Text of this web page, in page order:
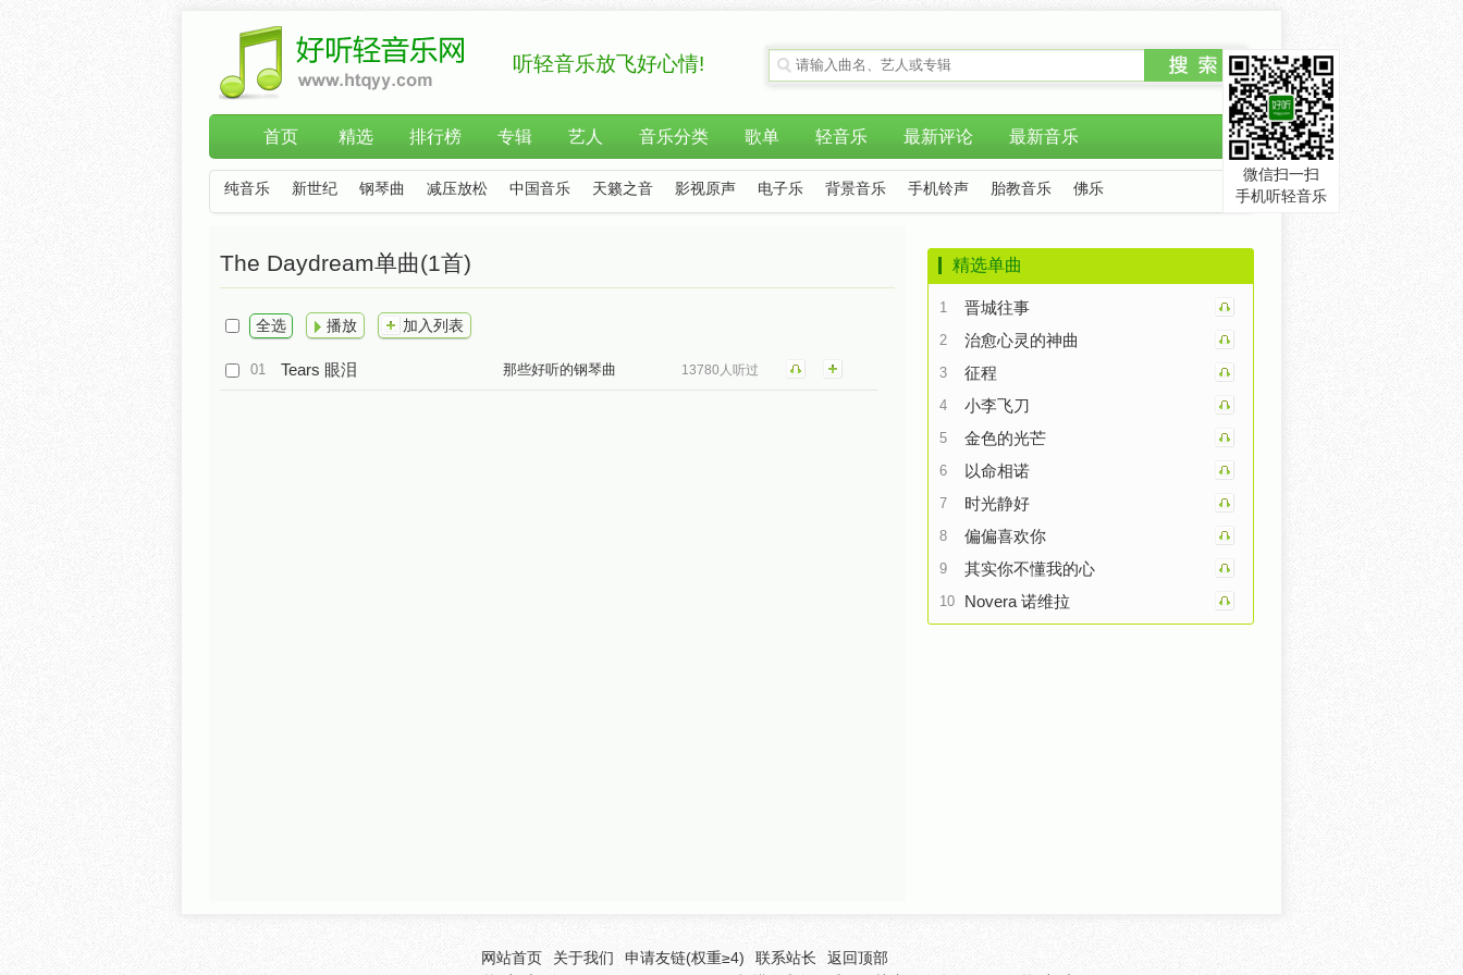
听轻音乐放飞好心情!
首页 精选 排行榜 专辑 艺人 音乐分类 歌单 轻音乐 最新评论 最新音乐
纯音乐 新世纪 钢琴曲 减压放松 中国音乐 天籁之音 影视原声 电子乐 背景音乐 手机铃声 胎教音乐 佛乐
The Daydream单曲(1首)
全选 播放 加入列表
01 Tears 眼泪 那些好听的钢琴曲 13780人听过
精选单曲
1 晋城往事
2 治愈心灵的神曲
3 征程
4 小李飞刀
5 金色的光芒
6 以命相诺
7 时光静好
8 偏偏喜欢你
9 其实你不懂我的心
10 Novera 诺维拉
网站首页 关于我们 申请友链(权重≥4) 联系站长
返回顶部
微信扫一扫
手机听轻音乐